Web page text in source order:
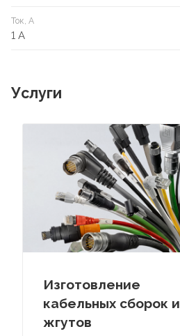
Ток, А
1 А
Услуги
Изготовление
кабельных сборок и
жгутов